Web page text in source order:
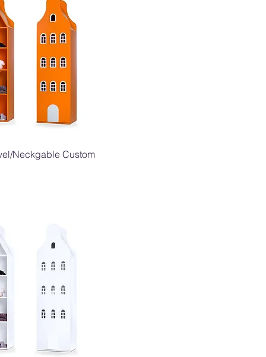
overzicht
Neckgable Custom